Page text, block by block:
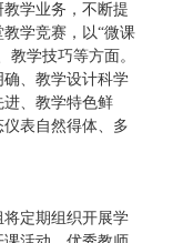
学业务，不断提
学竞赛，以“微课
教学技巧等方面。
、教学设计科学
、教学特色鲜
表自然得体、多
定期组织开展学